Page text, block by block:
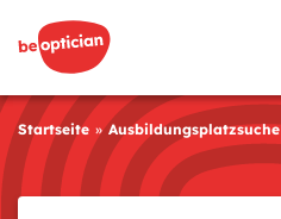
Startseite Ausbildungsplatzsuche